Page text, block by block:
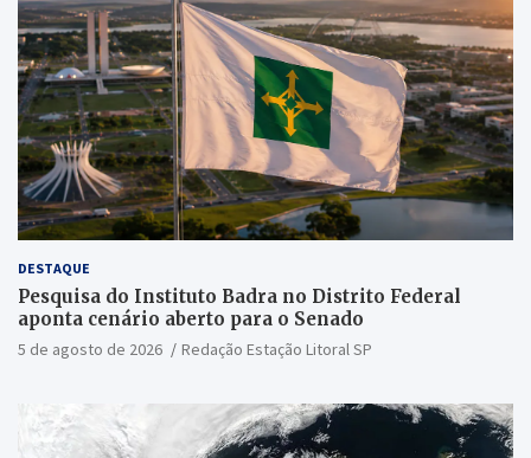
DESTAQUE
Pesquisa do Instituto Badra no Distrito Federal
aponta cenário aberto para o Senado
5 de agosto de 2026 Redação Estação Litoral SP